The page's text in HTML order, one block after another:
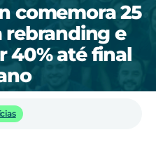
comemora 25
rebranding e
40% até final